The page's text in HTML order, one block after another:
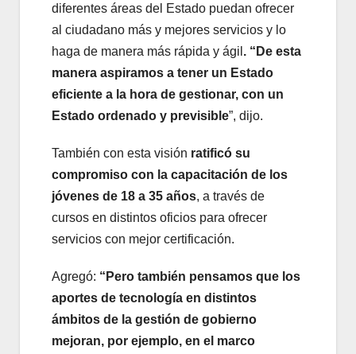
diferentes áreas del Estado puedan ofrecer
al ciudadano más y mejores servicios y lo
haga de manera más rápida y ágil . “De esta
manera aspiramos a tener un Estado
eficiente a la hora de gestionar, con un
Estado ordenado y previsible”, dijo.
También con esta visión ratificó su
compromiso con la capacitación de los
jóvenes de 18 a 35 años, a través de
cursos en distintos oficios para ofrecer
servicios con mejor certificación.
Agregó: “Pero también pensamos que los
aportes de tecnología en distintos
ámbitos de la gestión de gobierno
mejoran, por ejemplo, en el marco